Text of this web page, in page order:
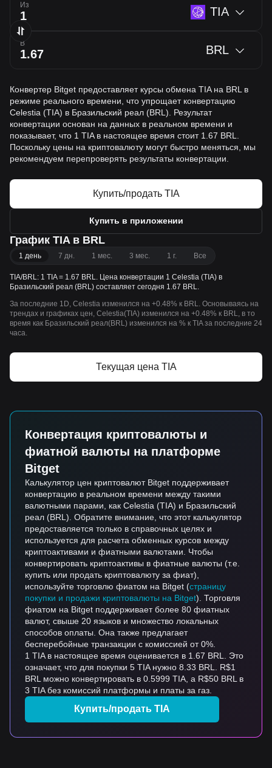
Из TIA
В BRL
Конвертер Bitget предоставляет курсы обмена TIA на BRL в
режиме реального времени, что упрощает конвертацию
Celestia (TIA) в Бразильский реал (BRL). Результат
конвертации основан на данных в реальном времени и
показывает, что 1 TIA в настоящее время стоит 1.67 BRL.
Поскольку цены на криптовалюту могут быстро меняться, мы
рекомендуем перепроверять результаты конвертации.
Купить/продать TIA
Купить в приложении
График TIA в BRL
1 день 7 дн. 1 мес. 3 мес. 1 г. Все
TIA/BRL: 1 TIA = 1.67 BRL. Цена конвертации 1 Celestia (TIA) в
Бразильский реал (BRL) составляет сегодня 1.67 BRL.
За последние 1D, Celestia изменился на +0.48% к BRL. Основываясь на
трендах и графиках цен, Celestia(TIA) изменился на +0.48% к BRL, в то
время как Бразильский реал(BRL) изменился на % к TIA за последние 24
часа.
Текущая цена TIA
Конвертация криптовалюты и
фиатной валюты на платформе
Bitget
Калькулятор цен криптовалют Bitget поддерживает
конвертацию в реальном времени между такими
валютными парами, как Celestia (TIA) и Бразильский
реал (BRL). Обратите внимание, что этот калькулятор
предоставляется только в справочных целях и
используется для расчета обменных курсов между
криптоактивами и фиатными валютами. Чтобы
конвертировать криптоактивы в фиатные валюты (т.е.
купить или продать криптовалюту за фиат),
используйте торговлю фиатом на Bitget (страницу
покупки и продажи криптовалюты на Bitget). Торговля
фиатом на Bitget поддерживает более 80 фиатных
валют, свыше 20 языков и множество локальных
способов оплаты. Она также предлагает
бесперебойные транзакции с комиссией от 0%.
1 TIA в настоящее время оценивается в 1.67 BRL. Это
означает, что для покупки 5 TIA нужно 8.33 BRL. R$1
BRL можно конвертировать в 0.5999 TIA, а R$50 BRL в
3 TIA без комиссий платформы и платы за газ.
Купить/продать TIA